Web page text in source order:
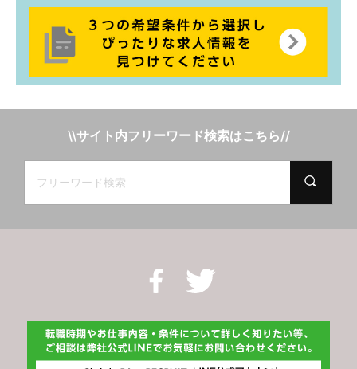
\\サイト内フリーワード検索はこちら//